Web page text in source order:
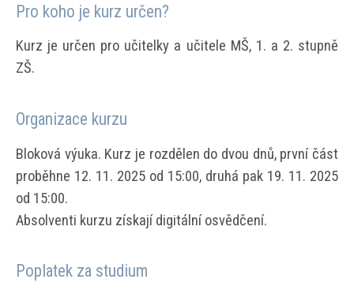
Pro koho je kurz určen?
Kurz je určen pro učitelky a učitele MŠ, 1. a 2. stupně
ZŠ.
Organizace kurzu
Bloková výuka. Kurz je rozdělen do dvou dnů, první část
proběhne 12. 11. 2025 od 15:00, druhá pak 19. 11. 2025
od 15:00.
Absolventi kurzu získají digitální osvědčení.
Poplatek za studium